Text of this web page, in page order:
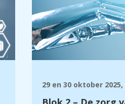
29 en 30 oktober